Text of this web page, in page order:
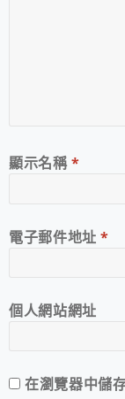
顯示名稱*
電子郵件地址*
個人網站網址
在瀏覽器中儲